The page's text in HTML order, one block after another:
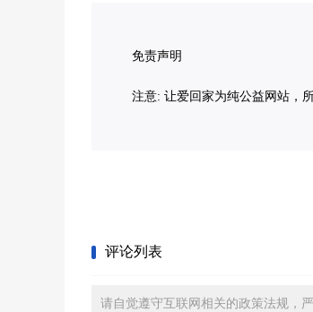
免责声明
注意: 让爱回家为纯公益网站，
评论列表
请自觉遵守互联网相关的政策法规，